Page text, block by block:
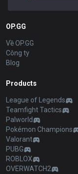
OP.GG
Về OP.GG
Công ty
Blog
Products
League of Legends
Teamfight Tactics
Palworld
Pokémon Champions
Valorant
PUBG
ROBLOX
OVERWATCH2